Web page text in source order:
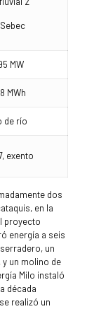
MW
MWh
de río
exento
dos
en la
proyecto
energía a seis
un
un molino de
Milo instaló
década
realizó un